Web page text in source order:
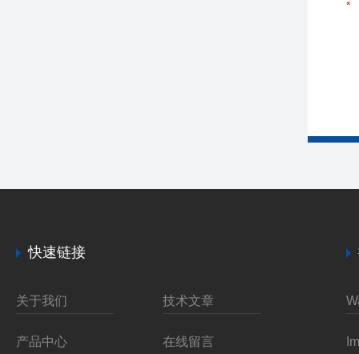
快速链接
关于我们 技术文章
产品中心 在线留言